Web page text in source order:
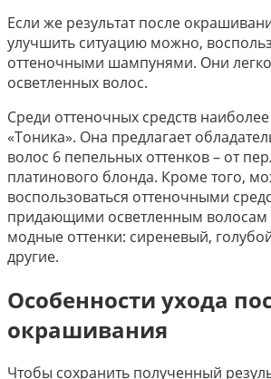
Если же результат после
улучшить ситуацию можно,
оттеночными шампунями. Они
осветленных волос.
Среди оттеночных средств
«Тоника». Она предлагает
волос 6 пепельных оттенков – от
платинового блонда. Кроме того,
воспользоваться оттеночными
придающими осветленным
модные оттенки: сиреневый,
другие.
Особенности ухода
окрашивания
Чтобы сохранить полученный